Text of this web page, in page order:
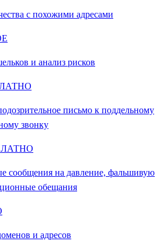
с похожими адресами
и анализ рисков
письмо к поддельному
звонку
сообщения на давление, фальшивую
обещания
и адресов